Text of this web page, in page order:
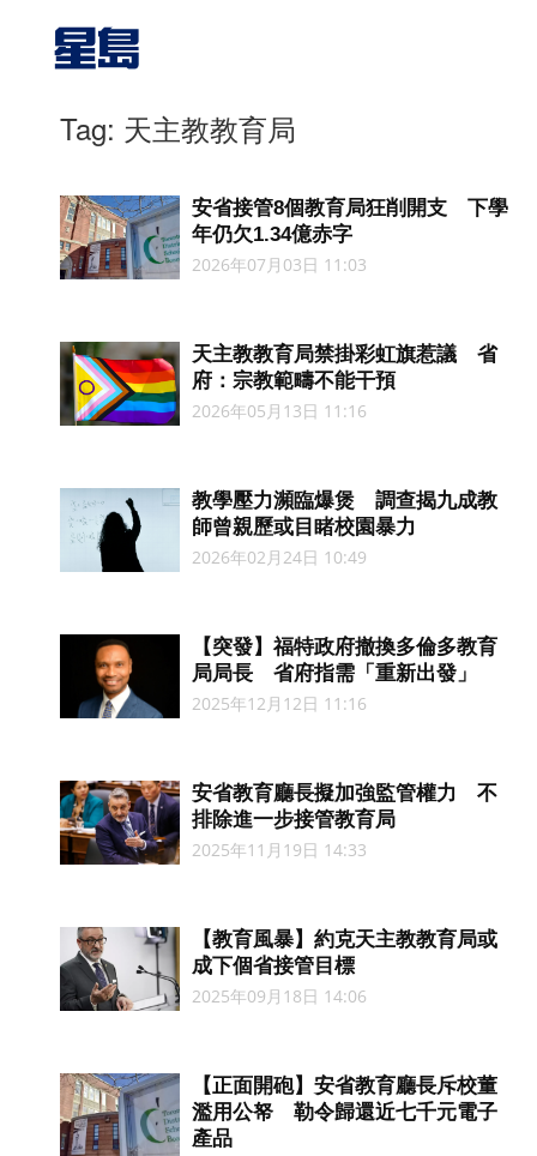
Tag: 天主教教育局
安省接管8個教育局狂削開支 下學
年仍欠1.34億赤字
2026年07月03日 11:03
天主教教育局禁掛彩虹旗惹議 省
府：宗教範疇不能干預
2026年05月13日 11:16
教學壓力瀕臨爆煲 調查揭九成教
師曾親歷或目睹校園暴力
2026年02月24日 10:49
【突發】福特政府撤換多倫多教育
局局長 省府指需「重新出發」
2025年12月12日 11:16
安省教育廳長擬加強監管權力 不
排除進一步接管教育局
2025年11月19日 14:33
【教育風暴】約克天主教教育局或
成下個省接管目標
2025年09月18日 14:06
【正面開砲】安省教育廳長斥校董
濫用公帑 勒令歸還近七千元電子
產品